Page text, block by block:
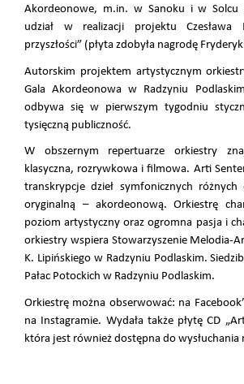
Akordeonowe, m.in. w Sanoku i w Solcu
udział w realizacji projektu Czesława
przyszłości” (płyta zdobyła nagrodę
Autorskim projektem artystycznym
Gala Akordeonowa w Radzyniu
odbywa się w pierwszym tygodniu
tysięczną publiczność.
W obszernym repertuarze orkiestry
klasyczna, rozrywkowa i filmowa. Arti
transkrypcje dzieł symfonicznych
oryginalną – akordeonową. Orkiestrę
poziom artystyczny oraz ogromna pasja i
orkiestry wspiera Stowarzyszenie Melodia-
K. Lipińskiego w Radzyniu Podlaskim.
Pałac Potockich w Radzyniu Podlaskim.
Orkiestrę można obserwować: na
na Instagramie. Wydała także płytę CD
która jest również dostępna do wysłuchania